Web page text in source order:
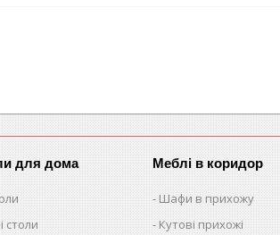
для дома
столи
Меблі в коридор
Шафи в прихожу
Кутові прихожі